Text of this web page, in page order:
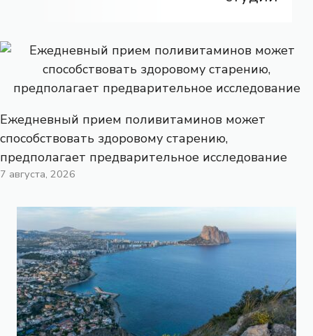
Ежедневный прием поливитаминов может
способствовать здоровому старению,
предполагает предварительное исследование
7 августа, 2026